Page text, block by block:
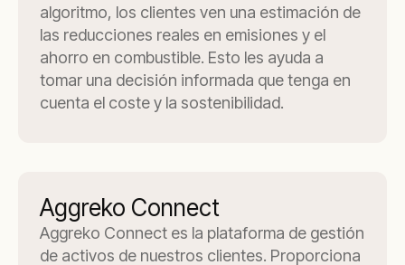
algoritmo, los clientes ven una estimación de
las reducciones reales en emisiones y el
ahorro en combustible. Esto les ayuda a
tomar una decisión informada que tenga en
cuenta el coste y la sostenibilidad.
Aggreko Connect
Aggreko Connect es la plataforma de gestión
de activos de nuestros clientes. Proporciona